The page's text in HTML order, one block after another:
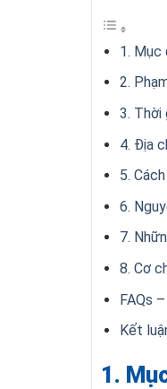
1. Mục
2.
3. Thời
4. Địa
5.
6.
7.
8. Cơ
FAQs
Kết
1.